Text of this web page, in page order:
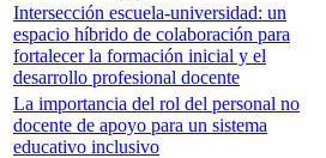
Intersección escuela-universidad: un
espacio híbrido de colaboración para
fortalecer la formación inicial y el
desarrollo profesional docente
La importancia del rol del personal no
docente de apoyo para un sistema
educativo inclusivo